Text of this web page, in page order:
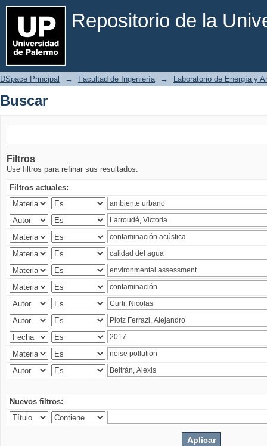
Repositorio de la
Buscar
DSpace Principal → Facultad de Ingeniería → Laboratorio de Energía y
Buscar
Filtros
Use filtros para refinar sus resultados.
Filtros actuales:
Nuevos filtros: